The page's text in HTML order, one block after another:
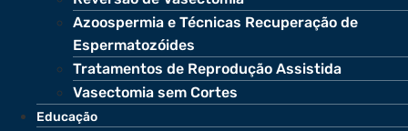
Azoospermia e Técnicas Recuperação de
Espermatozóides
Tratamentos de Reprodução Assistida
Vasectomia sem Cortes
Educação